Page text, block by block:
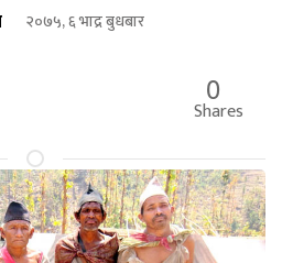
२०७५, ६ भाद्र बुधबार
0
Shares